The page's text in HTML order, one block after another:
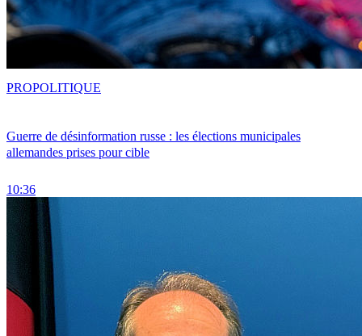
Guerre de désinformation russe : les élections municipales
allemandes prises pour cible
10:36
PROPOLITIQUE